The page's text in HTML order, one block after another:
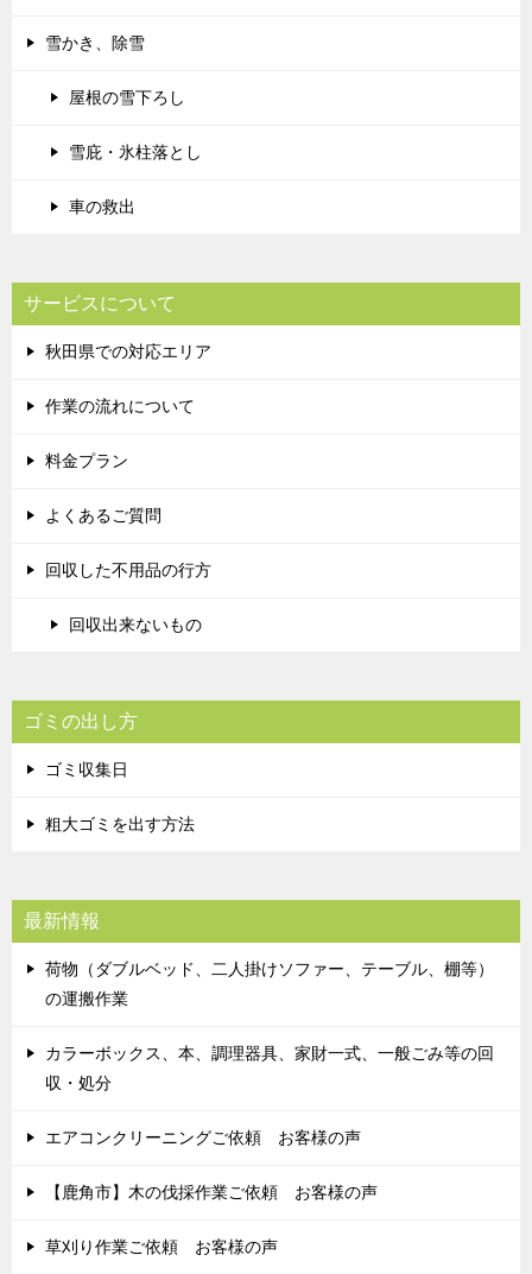
雪かき、除雪
屋根の雪下ろし
雪庇・氷柱落とし
車の救出
サービスについて
秋田県での対応エリア
作業の流れについて
料金プラン
よくあるご質問
回収した不用品の行方
回収出来ないもの
ゴミの出し方
ゴミ収集日
粗大ゴミを出す方法
最新情報
荷物（ダブルベッド、二人掛けソファー、テーブル、棚等）
の運搬作業
カラーボックス、本、調理器具、家財一式、一般ごみ等の回
収・処分
エアコンクリーニングご依頼 お客様の声
【鹿角市】木の伐採作業ご依頼 お客様の声
草刈り作業ご依頼 お客様の声